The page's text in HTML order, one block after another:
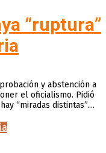
“ruptura”
y abstención a
el oficialismo. Pidió
“miradas distintas”....